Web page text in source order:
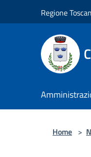
Regione
Home >